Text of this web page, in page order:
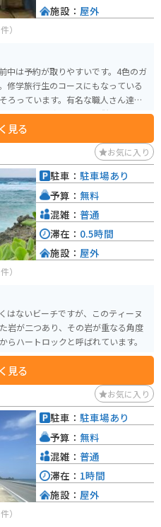
）
中は予約が取りやすいです。4色のガ
修学旅行生のコースにもなっている
ろっています。有名な職人さん達が
。作成した琉球ガラスは併設のお土
してくれます。旅の思い出に、写真
見る
施設： 屋外
お気に入り
）
はないビーチですが、このティーヌ
岩が二つあり、その岩が重なる角度
ハートロックと呼ばれています。
見る
駐車： 駐車場あり
予算： 無料
混雑： 普通
滞在： 0.5時間
施設： 屋外
お気に入り
）
駐車： 駐車場あり
予算： 無料
混雑： 普通
滞在： 1時間
施設： 屋外